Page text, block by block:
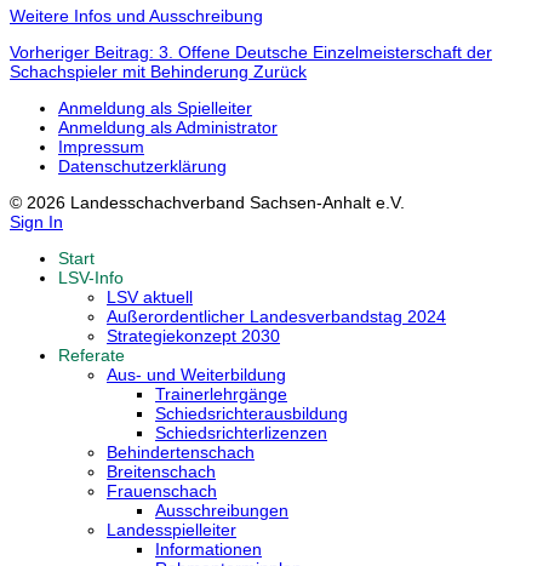
Weitere Infos und Ausschreibung
Vorheriger Beitrag: 3. Offene Deutsche Einzelmeisterschaft der
Schachspieler mit Behinderung Zurück
Anmeldung als Spielleiter
Anmeldung als Administrator
Impressum
Datenschutzerklärung
© 2026 Landesschachverband Sachsen-Anhalt e.V.
Sign In
Start
LSV-Info
LSV aktuell
Außerordentlicher Landesverbandstag 2024
Strategiekonzept 2030
Referate
Aus- und Weiterbildung
Trainerlehrgänge
Schiedsrichterausbildung
Schiedsrichterlizenzen
Behindertenschach
Breitenschach
Frauenschach
Ausschreibungen
Landesspielleiter
Informationen